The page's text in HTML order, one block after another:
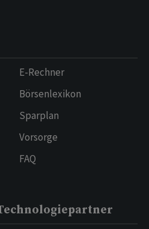
E-Rechner
Börsenlexikon
Sparplan
Vorsorge
FAQ